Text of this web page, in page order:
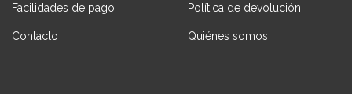
Facilidades de pago Política de devolución
Contacto Quiénes somos